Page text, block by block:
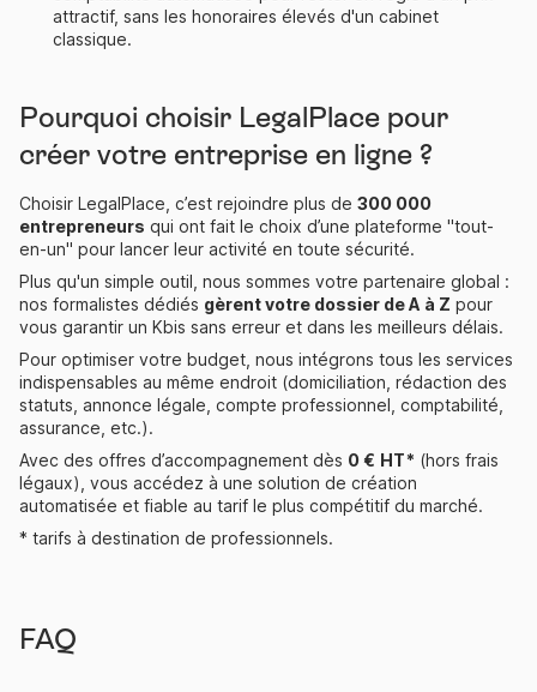
attractif, sans les honoraires élevés d'un cabinet
classique.
Pourquoi choisir LegalPlace pour
créer votre entreprise en ligne ?
Choisir LegalPlace, c’est rejoindre plus de 300 000
entrepreneurs qui ont fait le choix d’une plateforme "tout-
en-un" pour lancer leur activité en toute sécurité.
Plus qu'un simple outil, nous sommes votre partenaire global :
nos formalistes dédiés gèrent votre dossier de A à Z pour
vous garantir un Kbis sans erreur et dans les meilleurs délais.
Pour optimiser votre budget, nous intégrons tous les services
indispensables au même endroit (domiciliation, rédaction des
statuts, annonce légale, compte professionnel, comptabilité,
assurance, etc.).
Avec des offres d’accompagnement dès 0 € HT* (hors frais
légaux), vous accédez à une solution de création
automatisée et fiable au tarif le plus compétitif du marché.
* tarifs à destination de professionnels.
FAQ